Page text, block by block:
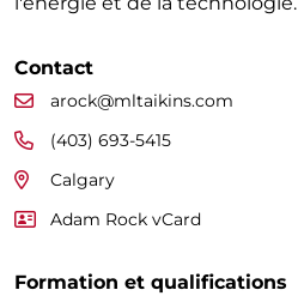
Contact
arock@mltaikins.com
(403) 693-5415
Calgary
Adam Rock vCard
Formation et qualifications